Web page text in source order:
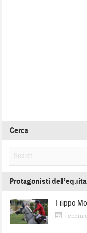
Cerca
Protagonisti
Filippo